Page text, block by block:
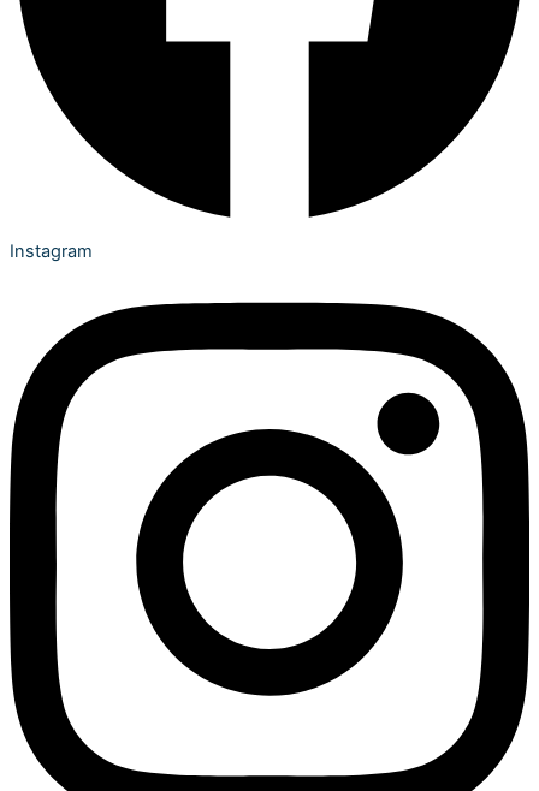
Instagram